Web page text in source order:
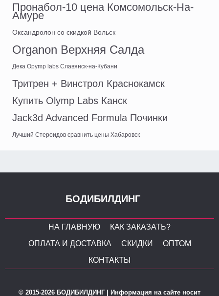
Пронабол-10 цена Комсомольск-На-
Амуре
Оксандролон со скидкой Вольск
Organon Верхняя Салда
Дека Opymp labs Славянск-на-Кубани
Тритрен + Винстрол Краснокамск
Купить Olymp Labs Канск
Jack3d Advanced Formula Починки
Лучший Стероидов сравнить цены Хабаровск
БОДИБИЛДИНГ
НА ГЛАВНУЮ
КАК ЗАКАЗАТЬ?
ОПЛАТА И ДОСТАВКА
СКИДКИ
ОПТОМ
КОНТАКТЫ
© 2015-2026 БОДИБИЛДИНГ | Информация на сайте носит